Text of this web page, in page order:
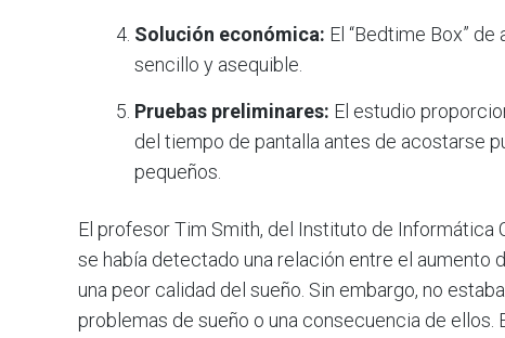
Solución económica: El “Bedtime Box”
sencillo y asequible.
Pruebas preliminares: El estudio
del tiempo de pantalla antes de acostarse
pequeños.
El profesor Tim Smith, del Instituto de Informática
se había detectado una relación entre el aumento
una peor calidad del sueño. Sin embargo, no
problemas de sueño o una consecuencia de